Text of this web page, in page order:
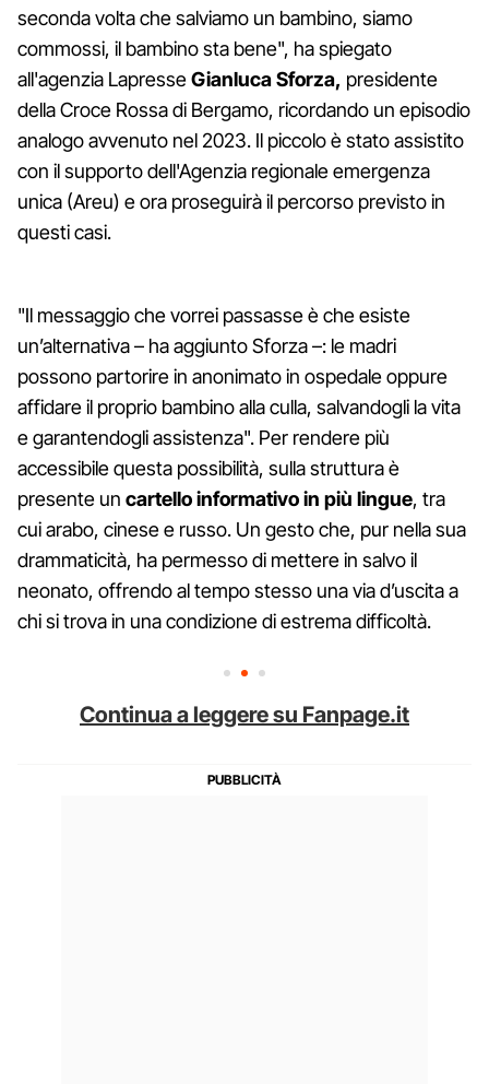
seconda volta che salviamo un bambino, siamo
commossi, il bambino sta bene", ha spiegato
all'agenzia LapresseGianluca Sforza, presidente
della Croce Rossa di Bergamo, ricordando un episodio
analogo avvenuto nel 2023. Il piccolo è stato assistito
con il supporto dell'Agenzia regionale emergenza
unica (Areu) e ora proseguirà il percorso previsto in
questi casi.
"Il messaggio che vorrei passasse è che esiste
un’alternativa – ha aggiunto Sforza –: le madri
possono partorire in anonimato in ospedale oppure
affidare il proprio bambino alla culla, salvandogli la vita
e garantendogli assistenza". Per rendere più
accessibile questa possibilità, sulla struttura è
presente un cartello informativo in più lingue, tra
cui arabo, cinese e russo. Un gesto che, pur nella sua
drammaticità, ha permesso di mettere in salvo il
neonato, offrendo al tempo stesso una via d’uscita a
chi si trova in una condizione di estrema difficoltà.
Continua a leggere su Fanpage.it